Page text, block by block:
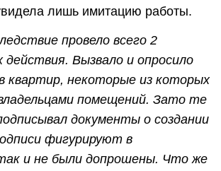
лишь имитацию работы.
провело всего 2
действия. Вызвало и опросило
квартир, некоторые из которых
помещений. Зато те
документы о создании
фигурируют в
и не были допрошены. Что же